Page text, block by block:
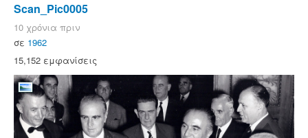
Scan_Pic0005
10 χρόνια πριν
σε 1962
15,152 εμφανίσεις